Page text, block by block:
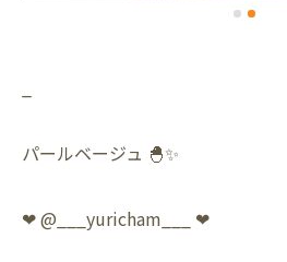
パールベージュ 🐣✨
❤︎ @___yuricham___ ❤︎